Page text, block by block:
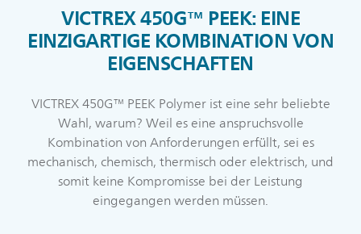
VICTREX 450G™ PEEK: EINE
EINZIGARTIGE KOMBINATION VON
EIGENSCHAFTEN
VICTREX 450G™ PEEK Polymer ist eine sehr beliebte
Wahl, warum? Weil es eine anspruchsvolle
Kombination von Anforderungen erfüllt, sei es
mechanisch, chemisch, thermisch oder elektrisch, und
somit keine Kompromisse bei der Leistung
eingegangen werden müssen.